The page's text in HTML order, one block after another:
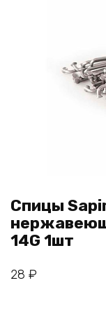
Спицы
14G 1шт
28 ₽